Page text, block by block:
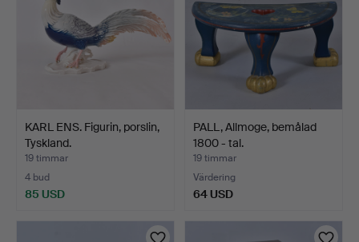
KARL ENS. Figurin, porslin,
Tyskland.
19 timmar
4 bud
85 USD
PALL, Allmoge, bemålad
1800 - tal.
19 timmar
Värdering
64 USD